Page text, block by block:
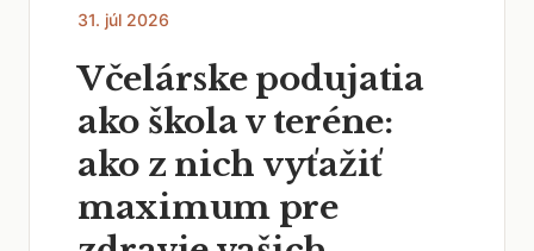
31. júl 2026
Včelárske podujatia
ako škola v teréne:
ako z nich vyťažiť
maximum pre